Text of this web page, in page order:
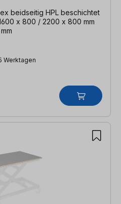
beidseitig HPL beschichtet
x 800 / 2200 x 800 mm
Werktagen